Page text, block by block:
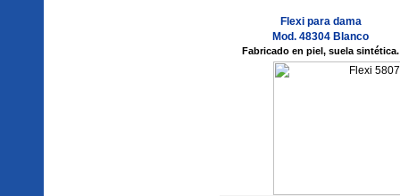
Flexi para dama
Mod. 48304 Blanco
Fabricado en piel, suela sintética.